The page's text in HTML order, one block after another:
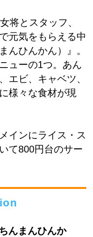
将とスタッフ、
元気をもらえる中
んひんかん）』。
ューの1つ。あん
エビ、キャベツ、
様々な食材が現
インにライス・ス
て800円台のサー
んまんひんか